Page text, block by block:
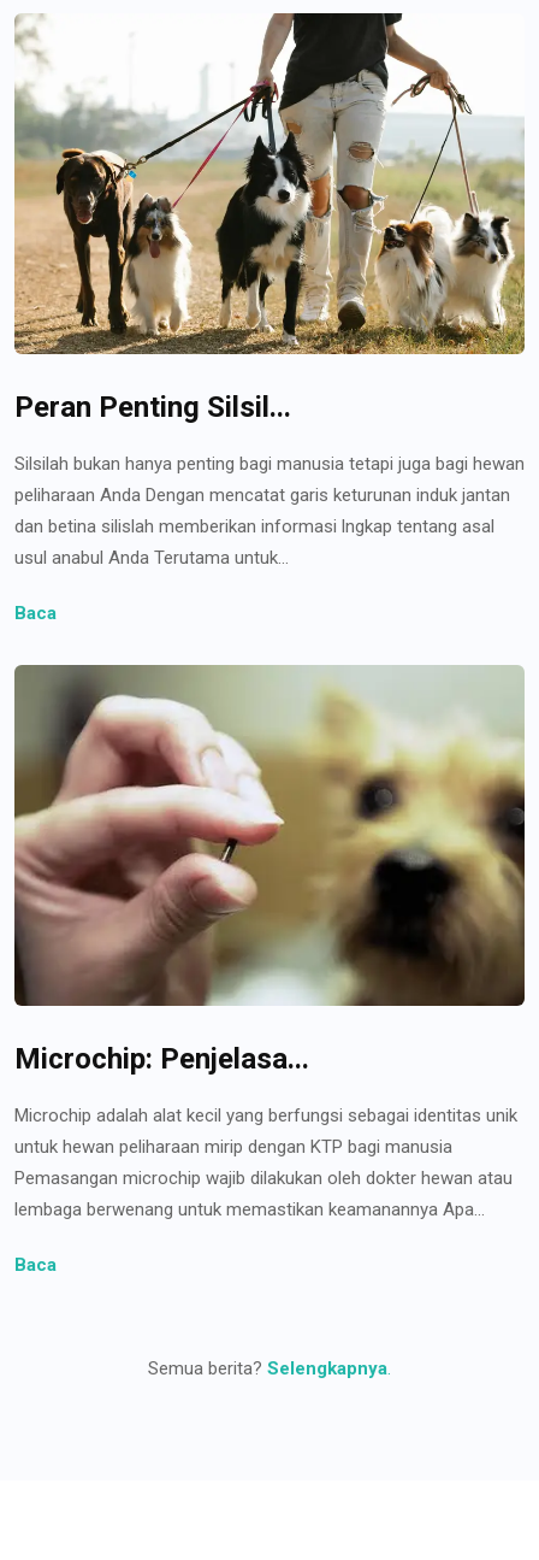
Peran Penting Silsil...
Silsilah bukan hanya penting bagi manusia tetapi juga bagi hewan
peliharaan Anda Dengan mencatat garis keturunan induk jantan
dan betina silislah memberikan informasi lngkap tentang asal
usul anabul Anda Terutama untuk...
Baca
Microchip: Penjelasa...
Microchip adalah alat kecil yang berfungsi sebagai identitas unik
untuk hewan peliharaan mirip dengan KTP bagi manusia
Pemasangan microchip wajib dilakukan oleh dokter hewan atau
lembaga berwenang untuk memastikan keamanannya Apa...
Baca
Semua berita? Selengkapnya.